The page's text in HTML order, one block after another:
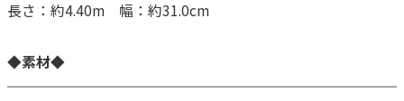
長さ：約4.40m 幅：約31.0cm
◆素材◆